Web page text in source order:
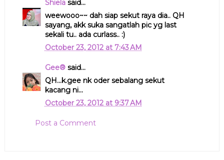
Shielasaid...
weewooo~~ dah siap sekut raya dia.. QH
sayang, akk suka sangatlah pic yg last
sekali tu.. ada curlass.. :)
October 23, 2012 at 7:43 AM
Gee®said...
QH...k.gee nk oder sebalang sekut
kacang ni...
October 23, 2012 at 9:37 AM
Post a Comment